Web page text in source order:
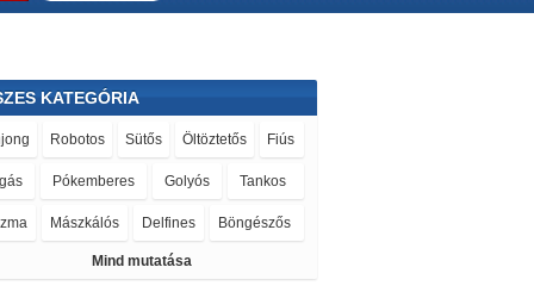
KATEGÓRIA
Robotos Sütős Öltöztetős Fiús
Pókemberes Golyós Tankos
Mászkálós Delfines Böngészős
Ben 10 Hajós
Mind mutatása